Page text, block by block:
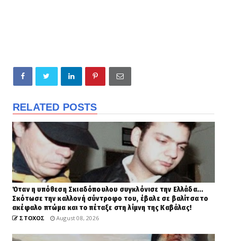
RELATED POSTS
Όταν η υπόθεση Σκιαδόπουλου συγκλόνισε την Ελλάδα...
Σκότωσε την καλλονή σύντροφο του, έβαλε σε βαλίτσα το
ακέφαλο πτώμα και το πέταξε στη λίμνη της Καβάλας!
ΣΤΟΧΟΣ August 08, 2026